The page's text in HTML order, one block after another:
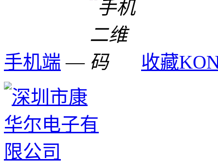
手机端 — 收藏